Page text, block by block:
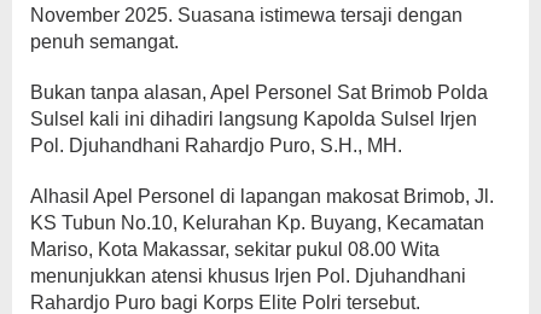
November 2025. Suasana istimewa tersaji dengan
penuh semangat.
Bukan tanpa alasan, Apel Personel Sat Brimob Polda
Sulsel kali ini dihadiri langsung Kapolda Sulsel Irjen
Pol. Djuhandhani Rahardjo Puro, S.H., MH.
Alhasil Apel Personel di lapangan makosat Brimob, Jl.
KS Tubun No.10, Kelurahan Kp. Buyang, Kecamatan
Mariso, Kota Makassar, sekitar pukul 08.00 Wita
menunjukkan atensi khusus Irjen Pol. Djuhandhani
Rahardjo Puro bagi Korps Elite Polri tersebut.